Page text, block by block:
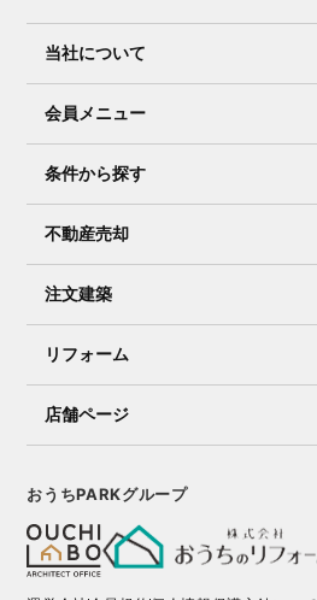
当社について
会員メニュー
条件から探す
不動産売却
注文建築
リフォーム
店舗ページ
おうちPARKグループ